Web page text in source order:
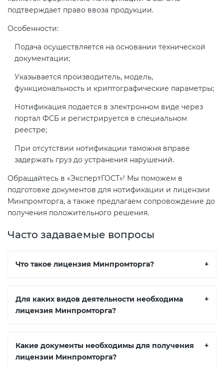
подтверждает право ввоза продукции.
Особенности:
Подача осуществляется на основании технической
документации;
Указывается производитель, модель,
функциональность и криптографические параметры;
Нотификация подается в электронном виде через
портал ФСБ и регистрируется в специальном
реестре;
При отсутствии нотификации таможня вправе
задержать груз до устранения нарушений.
Обращайтесь в «ЭкспертГОСТ»! Мы поможем в
подготовке документов для нотификации и лицензии
Минпромторга, а также предлагаем сопровождение до
получения положительного решения.
Часто задаваемые вопросы
Что такое лицензия Минпромторга? +
Для каких видов деятельности необходима
лицензия Минпромторга?
+
Какие документы необходимы для получения
лицензии Минпромторга?
+